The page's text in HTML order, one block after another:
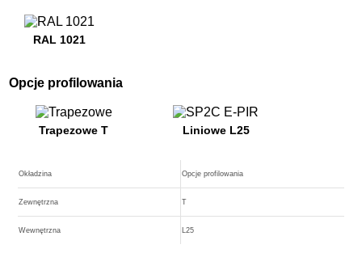
RAL 1021
Opcje profilowania
Trapezowe Т Liniowe L25
Okładzina Opcje profilowania
Zewnętrzna T
Wewnętrzna L25